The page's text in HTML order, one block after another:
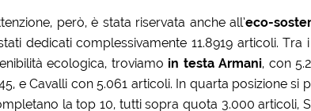
però, è stata riservata anche all’eco-
dedicati complessivamente 11.8919 articoli.
ecologica, troviamo in testa Armani, con
e Cavalli con 5.061 articoli. In quarta posizione si
la top 10, tutti sopra quota 3.000 articoli,